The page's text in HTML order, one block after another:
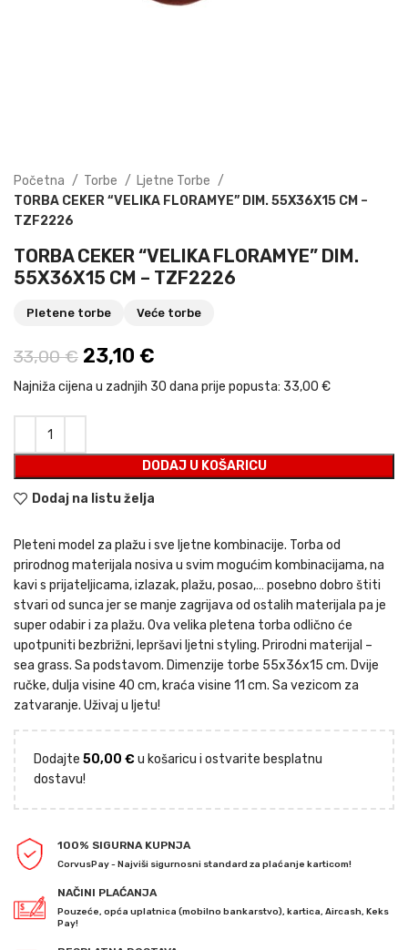
Početna Torbe
Ljetne Torbe
TORBA CEKER “VELIKA FLORAMYE” DIM. 55X36X15 CM –
TZF2226
TORBA CEKER “VELIKA FLORAMYE” DIM.
55X36X15 CM – TZF2226
Pletene torbe Veće torbe
33,00€ Izvorna cijena bila je: 33,00 €.
23,10 €
Najniža cijena u zadnjih 30 dana prije popusta: 33,00 €
DODAJ U KOŠARICU
Dodaj na listu želja
Pleteni model za plažu i sve ljetne kombinacije. Torba od
prirodnog materijala nosiva u svim mogućim kombinacijama, na
kavi s prijateljicama, izlazak, plažu, posao,… posebno dobro štiti
stvari od sunca jer se manje zagrijava od ostalih materijala pa je
super odabir i za plažu. Ova velika pletena torba odlično će
upotpuniti bezbrižni, lepršavi ljetni styling. Prirodni materijal –
sea grass. Sa podstavom. Dimenzije torbe 55x36x15 cm. Dvije
ručke, dulja visine 40 cm, kraća visine 11 cm. Sa vezicom za
zatvaranje. Uživaj u ljetu!
Dodajte 50,00 € u košaricu i ostvarite besplatnu
dostavu!
100% SIGURNA KUPNJA
CorvusPay - Najviši sigurnosni standard za plaćanje karticom!
NAČINI PLAĆANJA
Pouzeće, opća uplatnica (mobilno bankarstvo), kartica, Aircash, Keks
Pay!